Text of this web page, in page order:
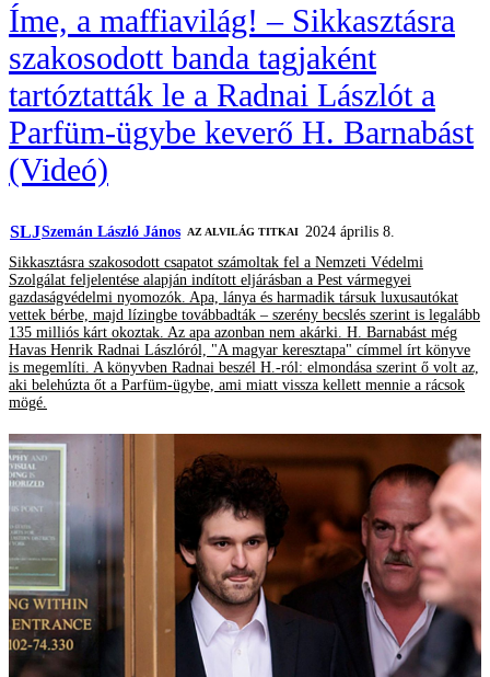
Íme, a maffiavilág! – Sikkasztásra
szakosodott banda tagjaként
tartóztatták le a Radnai Lászlót a
Parfüm-ügybe keverő H. Barnabást
(Videó)
SLJSzemán László János AZ ALVILÁG TITKAI
2024 április 8.
Sikkasztásra szakosodott csapatot számoltak fel a Nemzeti Védelmi
Szolgálat feljelentése alapján indított eljárásban a Pest vármegyei
gazdaságvédelmi nyomozók. Apa, lánya és harmadik társuk luxusautókat
vettek bérbe, majd lízingbe továbbadták – szerény becslés szerint is legalább
135 milliós kárt okoztak. Az apa azonban nem akárki. H. Barnabást még
Havas Henrik Radnai Lászlóról, "A magyar keresztapa" címmel írt könyve
is megemlíti. A könyvben Radnai beszél H.-ról: elmondása szerint ő volt az,
aki belehúzta őt a Parfüm-ügybe, ami miatt vissza kellett mennie a rácsok
mögé.